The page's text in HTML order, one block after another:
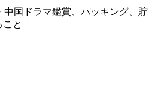
中国ドラマ鑑賞、パッキング、貯
と